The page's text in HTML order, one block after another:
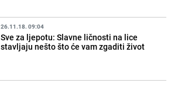
26.11.18. 09:04
Sve za ljepotu: Slavne ličnosti na lice
stavljaju nešto što će vam zgaditi život